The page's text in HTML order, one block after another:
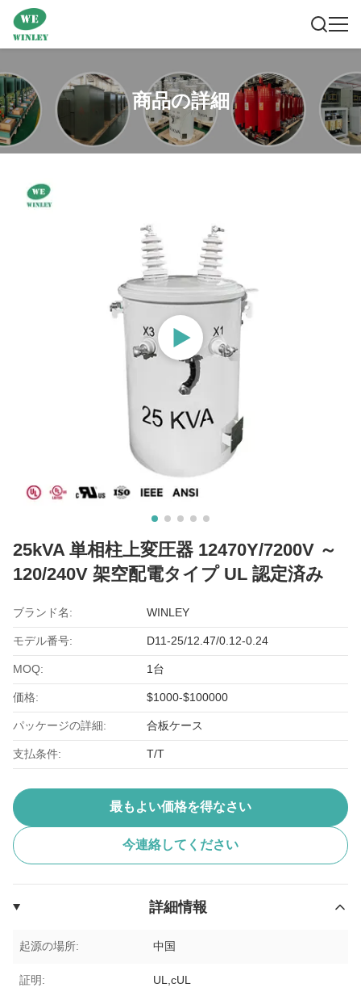
商品の詳細
25kVA 単相柱上変圧器 12470Y/7200V ～
120/240V 架空配電タイプ UL 認定済み
ブランド名: WINLEY
モデル番号: D11-25/12.47/0.12-0.24
MOQ: 1台
価格: $1000-$100000
パッケージの詳細: 合板ケース
支払条件: T/T
最もよい価格を得なさい
今連絡してください
詳細情報
起源の場所: 中国
証明: UL,cUL